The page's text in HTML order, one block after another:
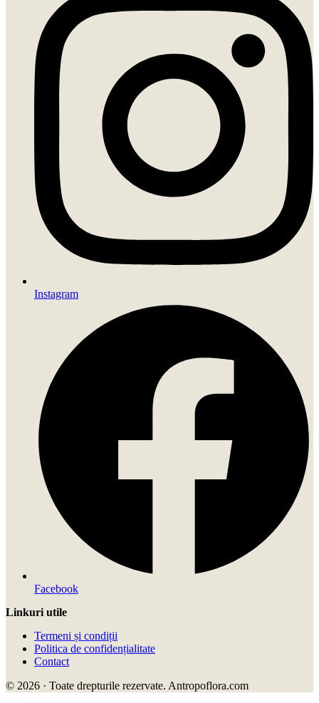
Instagram
Facebook
Linkuri utile
Termeni și condiții
Politica de confidențialitate
Contact
© 2026 · Toate drepturile rezervate. Antropoflora.com